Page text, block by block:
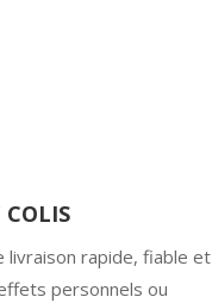
COLIS
livraison rapide, fiable et
personnels ou